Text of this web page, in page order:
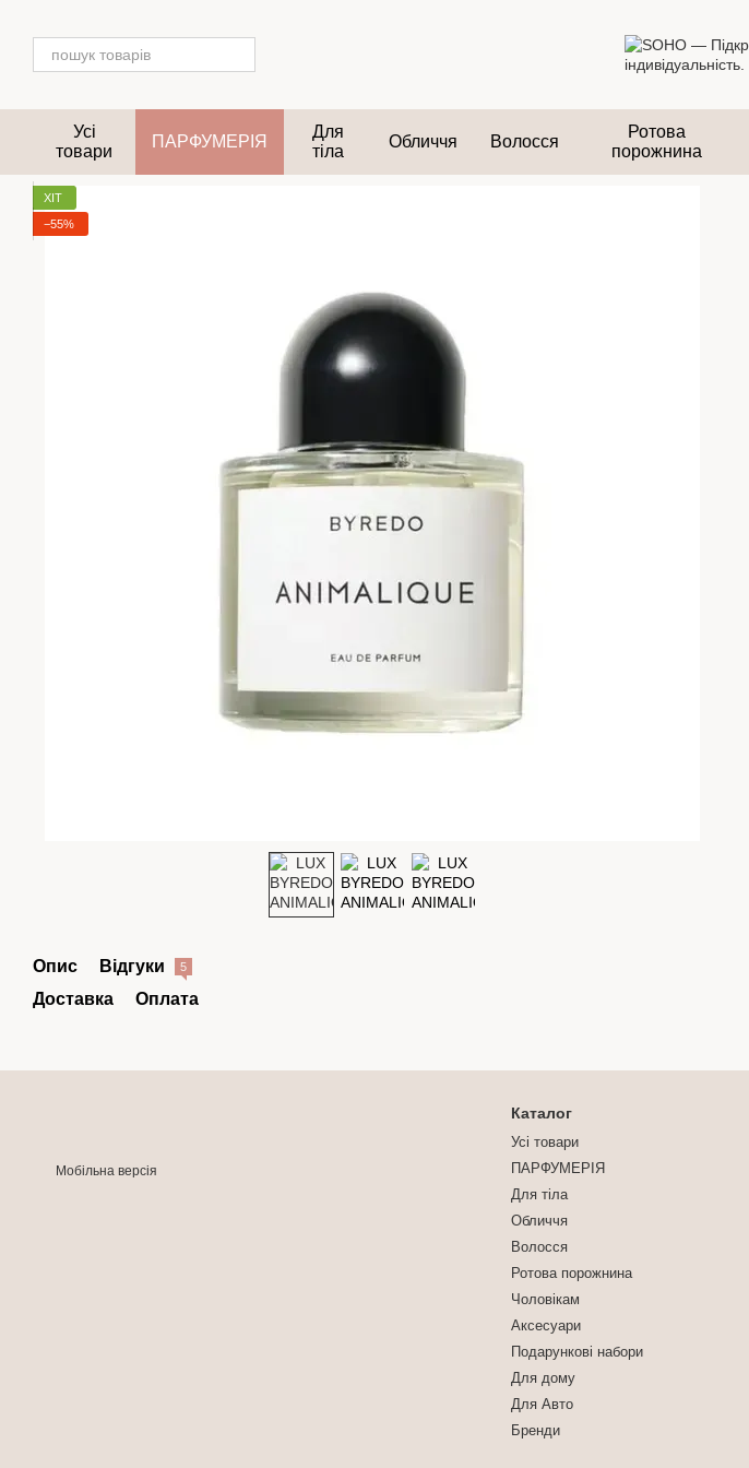
Усі
товари
ПАРФУМЕРІЯ
Для
тіла
Обличчя Волосся
Ротова
порожнина
ХІТ
−55%
Опис Відгуки 5
Доставка Оплата
Мобільна версія
Каталог
Усі товари
ПАРФУМЕРІЯ
Для тіла
Обличчя
Волосся
Ротова порожнина
Чоловікам
Аксесуари
Подарункові набори
Для дому
Для Авто
Бренди